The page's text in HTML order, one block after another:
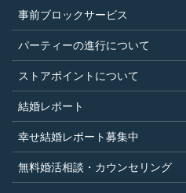
当社の独自の裁量
上問題があると判
と
過去に会員登録を抹
止処分を受けたこと
当社の提供するサ
似のサービスを提供
法人または個人若し
でないこと
事前ブロックサービス
パーティーの進行について
ストアポイントについて
結婚レポート
幸せ結婚レポート募集中
無料婚活相談・カウンセリング